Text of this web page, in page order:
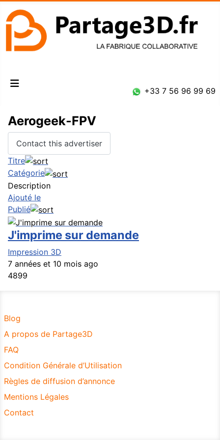
+33 7 56 96 99 69
Aerogeek-FPV
Contact this advertiser
Titre
Catégorie
Description
Ajouté le
Publié
J'imprime sur demande
Impression 3D
7 années et 10 mois ago
4899
Blog
A propos de Partage3D
FAQ
Condition Générale d’Utilisation
Règles de diffusion d’annonce
Mentions Légales
Contact